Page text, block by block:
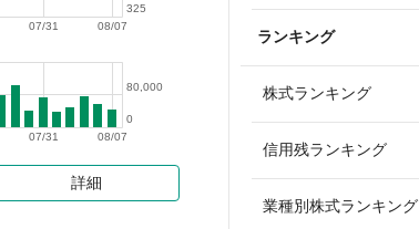
08/07
07/31
325
08/07
07/31
0
80,000
詳細
ランキング
株式ランキング
信用残ランキング
業種別株式ランキング